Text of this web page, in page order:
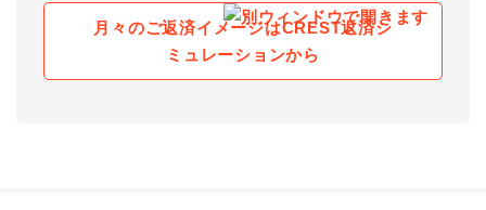
月々のご返済イメージはCREST返済シ
ミュレーションから